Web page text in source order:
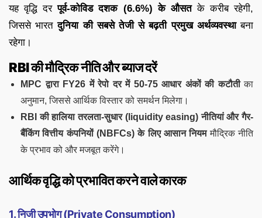
यह वृद्धि दरपूर्व-कोविड दशक (6.6%) के औसतके करीब रहेगी,
जिससे भारतदुनिया की सबसे तेजी से बढ़ती प्रमुख अर्थव्यवस्थाबना
रहेगा।
RBI की मौद्रिक नीति और ब्याज दरें
MPC द्वारा FY26 में रेपो दर में 50-75 आधार अंकों की कटौतीका
अनुमान, जिससे आर्थिक विस्तार को समर्थन मिलेगा।
RBI की हालिया तरलता-सुधार (liquidity easing) नीतियां और गैर-
बैंकिंग वित्तीय कंपनियों (NBFCs) के लिए आसान नियममौद्रिक नीति
के प्रभाव को और मजबूत करेंगे।
आर्थिक वृद्धि को प्रभावित करने वाले कारक
1. निजी उपभोग (Private Consumption)